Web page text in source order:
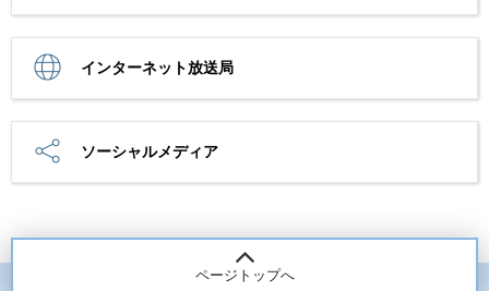
インターネット放送局
ソーシャルメディア
ページトップへ